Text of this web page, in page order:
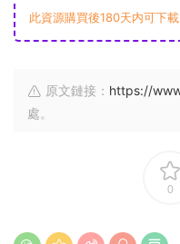
此資源購買後180天内可下
原文鏈接： https://
處。
0